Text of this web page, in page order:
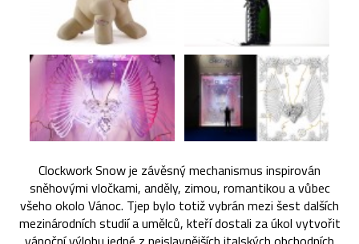
Clockwork Snow je závěsný mechanismus inspirován
sněhovými vločkami, anděly, zimou, romantikou a vůbec
všeho okolo Vánoc. Tjep bylo totiž vybrán mezi šest dalších
mezinárodních studií a umělců, kteří dostali za úkol vytvořit